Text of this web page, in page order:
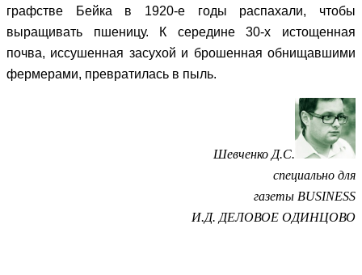
графстве Бейка в 1920-е годы распахали, чтобы
выращивать пшеницу. К середине 30-х истощенная
почва, иссушенная засухой и брошенная обнищавшими
фермерами, превратилась в пыль.
Шевченко Д.С.
специально для
газеты BUSINESS
И.Д. ДЕЛОВОЕ ОДИНЦОВО